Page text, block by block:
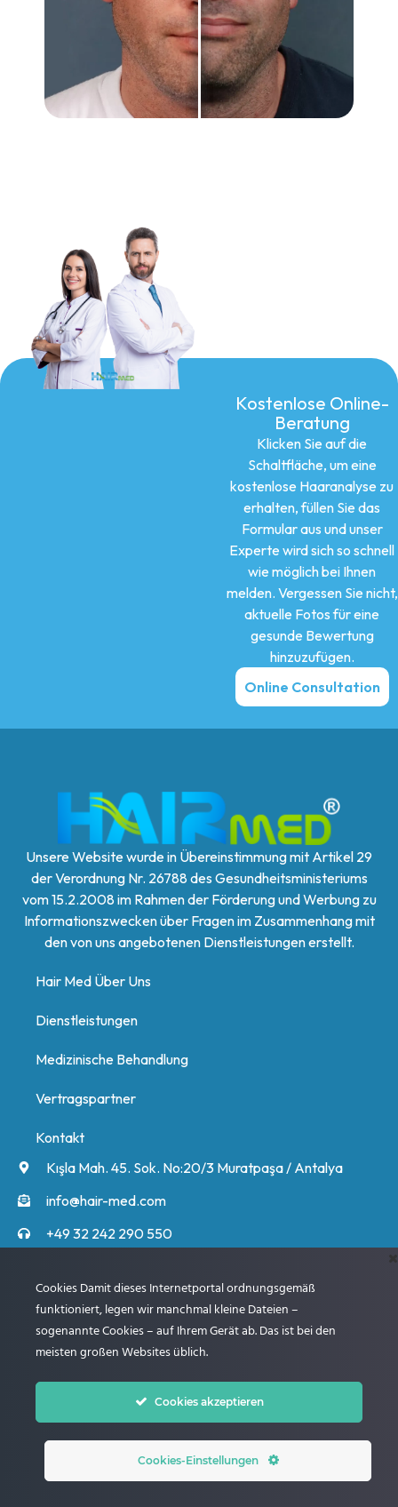
Kostenlose Online-
Beratung
Klicken Sie auf die
Schaltfläche, um eine
kostenlose Haaranalyse zu
erhalten, füllen Sie das
Formular aus und unser
Experte wird sich so schnell
wie möglich bei Ihnen
melden. Vergessen Sie nicht,
aktuelle Fotos für eine
gesunde Bewertung
hinzuzufügen.
Online Consultation
Unsere Website wurde in Übereinstimmung mit Artikel 29
der Verordnung Nr. 26788 des Gesundheitsministeriums
vom 15.2.2008 im Rahmen der Förderung und Werbung zu
Informationszwecken über Fragen im Zusammenhang mit
den von uns angebotenen Dienstleistungen erstellt.
Hair Med Über Uns
Dienstleistungen
Medizinische Behandlung
Vertragspartner
Kontakt
Kışla Mah. 45. Sok. No:20/3 Muratpaşa / Antalya
info@hair-med.com
+49 32 242 290 550
Unsere Experten rufen Sie an und informieren Sie
ausführlich über den Ablauf.
Weiter
© 2005 – 2024 Beste Klinik für Haartransplantation
Cookies Damit dieses Internetportal ordnungsgemäß
funktioniert, legen wir manchmal kleine Dateien –
sogenannte Cookies – auf Ihrem Gerät ab. Das ist bei den
meisten großen Websites üblich.
Cookies akzeptieren
Cookies-Einstellungen